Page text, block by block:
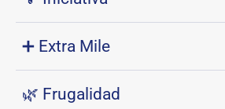
➕ Extra Mile
🌿 Frugalidad